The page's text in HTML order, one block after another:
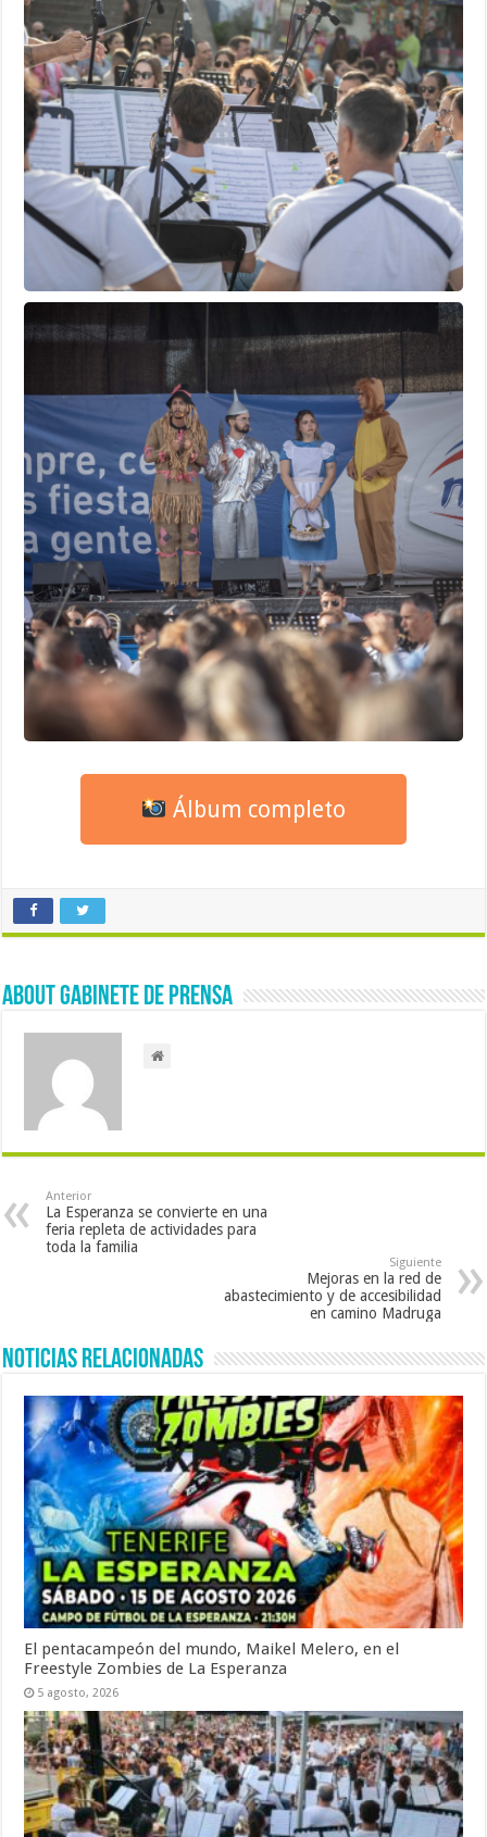
Álbum completo
About Gabinete de Prensa
Anterior
La Esperanza se convierte en una
feria repleta de actividades para
toda la familia
Siguiente
Mejoras en la red de
abastecimiento y de accesibilidad
en camino Madruga
Noticias Relacionadas
El pentacampeón del mundo, Maikel Melero, en el
Freestyle Zombies de La Esperanza
5 agosto, 2026